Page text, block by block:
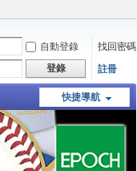
自動登錄
找回密碼
登錄 註冊
快捷導航